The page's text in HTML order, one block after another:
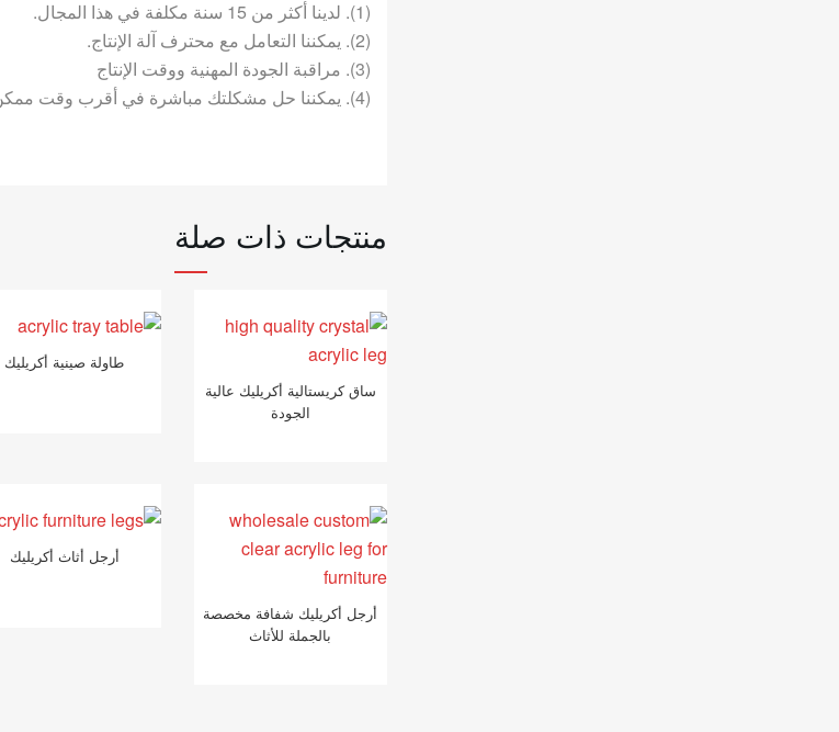
(1). لدينا أكثر من 15 سنة مكلفة في هذا المجال.
(2). يمكننا التعامل مع محترف آلة الإنتاج.
(3). مراقبة الجودة المهنية ووقت الإنتاج
(4). يمكننا حل مشكلتك مباشرة في أقرب وقت ممكن.
منتجات ذات صلة
طاولة صينية أكريليك
ساق كريستالية أكريليك عالية
الجودة
أرجل أثاث أكريليك
أرجل أكريليك شفافة مخصصة
بالجملة للأثاث